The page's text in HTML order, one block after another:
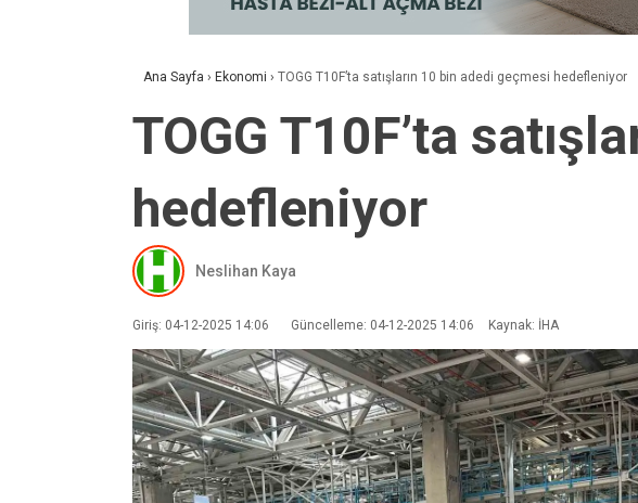
Ana Sayfa › Ekonomi › TOGG T10F’ta satışların 10 bin adedi geçmesi hedefleniyor
TOGG T10F’ta
hedefleniyor
Neslihan Kaya
Giriş: 04-12-2025 14:06 Güncelleme: 04-12-2025 14:06 Kaynak: İHA